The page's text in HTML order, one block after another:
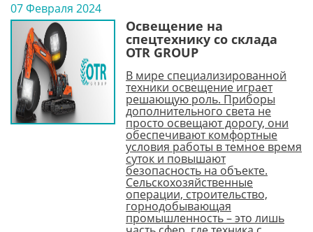
07 Февраля 2024
Освещение на
спецтехнику со склада
OTR GROUP
В мире специализированной
техники освещение играет
решающую роль. Приборы
дополнительного света не
просто освещают дорогу, они
обеспечивают комфортные
условия работы в темное время
суток и повышают
безопасность на объекте.
Сельскохозяйственные
операции, строительство,
горнодобывающая
промышленность – это лишь